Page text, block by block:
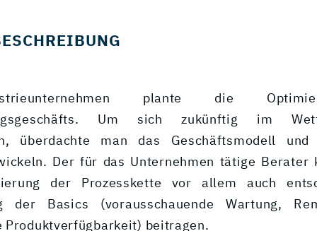
plante die
Um sich zukünftig im
überdachte man das Geschäftsmodell
Der für das Unternehmen tätige Berater
der Prozesskette vor allem auch
der Basics (vorausschauende Wartung,
Produktverfügbarkeit) beitragen.